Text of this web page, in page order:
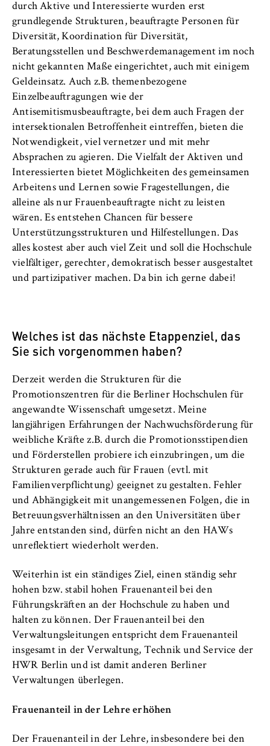
durch Aktive und Interessierte wurden erst
grundlegende Strukturen, beauftragte Personen für
Diversität, Koordination für Diversität,
Beratungsstellen und Beschwerdemanagement im noch
nicht gekannten Maße eingerichtet, auch mit einigem
Geldeinsatz. Auch z.B. themenbezogene
Einzelbeauftragungen wie der
Antisemitismusbeauftragte, bei dem auch Fragen der
intersektionalen Betroffenheit eintreffen, bieten die
Notwendigkeit, viel vernetzer und mit mehr
Absprachen zu agieren. Die Vielfalt der Aktiven und
Interessierten bietet Möglichkeiten des gemeinsamen
Arbeitens und Lernen sowie Fragestellungen, die
alleine als nur Frauenbeauftragte nicht zu leisten
wären. Es entstehen Chancen für bessere
Unterstützungsstrukturen und Hilfestellungen. Das
alles kostest aber auch viel Zeit und soll die Hochschule
vielfältiger, gerechter, demokratisch besser ausgestaltet
und partizipativer machen. Da bin ich gerne dabei!
Welches ist das nächste Etappenziel, das
Sie sich vorgenommen haben?
Derzeit werden die Strukturen für die
Promotionszentren für die Berliner Hochschulen für
angewandte Wissenschaft umgesetzt. Meine
langjährigen Erfahrungen der Nachwuchsförderung für
weibliche Kräfte z.B. durch die Promotionsstipendien
und Förderstellen probiere ich einzubringen, um die
Strukturen gerade auch für Frauen (evtl. mit
Familienverpflichtung) geeignet zu gestalten. Fehler
und Abhängigkeit mit unangemessenen Folgen, die in
Betreuungsverhältnissen an den Universitäten über
Jahre entstanden sind, dürfen nicht an den HAWs
unreflektiert wiederholt werden.
Weiterhin ist ein ständiges Ziel, einen ständig sehr
hohen bzw. stabil hohen Frauenanteil bei den
Führungskräften an der Hochschule zu haben und
halten zu können. Der Frauenanteil bei den
Verwaltungsleitungen entspricht dem Frauenanteil
insgesamt in der Verwaltung, Technik und Service der
HWR Berlin und ist damit anderen Berliner
Verwaltungen überlegen.
Frauenanteil in der Lehre erhöhen
Der Frauenanteil in der Lehre, insbesondere bei den